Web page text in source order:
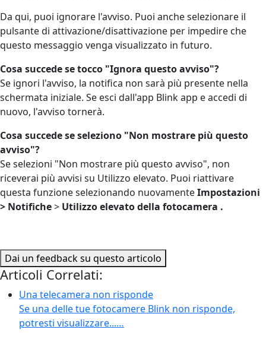
Da qui, puoi ignorare l'avviso. Puoi anche selezionare il
pulsante di attivazione/disattivazione per impedire che
questo messaggio venga visualizzato in futuro.
Cosa succede se tocco "Ignora questo avviso"?
Se ignori l'avviso, la notifica non sarà più presente nella
schermata iniziale. Se esci dall'app Blink app e accedi di
nuovo, l'avviso tornerà.
Cosa succede se seleziono "Non mostrare più questo
avviso"?
Se selezioni "Non mostrare più questo avviso", non
riceverai più avvisi su Utilizzo elevato. Puoi riattivare
questa funzione selezionando nuovamenteImpostazioni
> Notifiche> Utilizzo elevato della fotocamera .
Dai un feedback su questo articolo
Articoli Correlati:
Una telecamera non risponde
Se una delle tue fotocamere Blink non risponde,
potresti visualizzare...…